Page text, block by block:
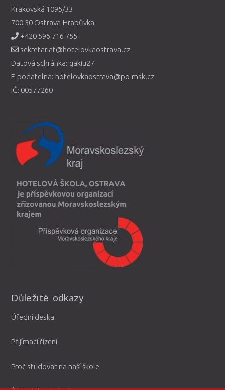
Krakovská 1095/33
700 30 Ostrava-Hrabůvka
+420 596 716 755
sekretariat@hotelovkaostrava.cz
Datová schránka: gakiu27
E-podatelna: hotelovkaostrava@po-msk.cz
IČ: 00577260
Důležité odkazy
Úřední deska
Přijímací řízení
Proč studovat na naší škole